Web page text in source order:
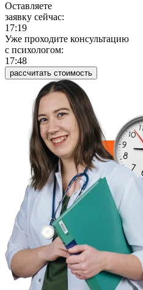
Оставляете
заявку сейчас:
17:19
Уже проходите консультацию
c психологом:
17:48
рассчитать стоимость